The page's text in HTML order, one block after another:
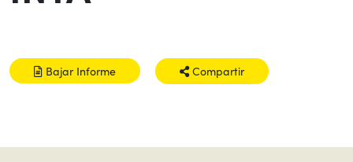
Bajar Informe Compartir